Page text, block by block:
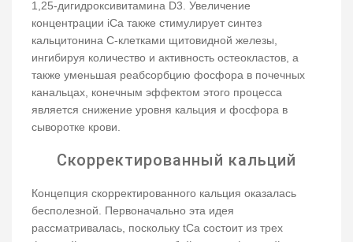
1,25-дигидроксивитамина D3. Увеличение
концентрации iCa также стимулирует синтез
кальцитонина C-клетками щитовидной железы,
ингибируя количество и активность остеокластов, а
также уменьшая реабсорбцию фосфора в почечных
канальцах, конечным эффектом этого процесса
является снижение уровня кальция и фосфора в
сыворотке крови.
Скорректированный кальций
Концепция скорректированного кальция оказалась
бесполезной. Первоначально эта идея
рассматривалась, поскольку tCa состоит из трех